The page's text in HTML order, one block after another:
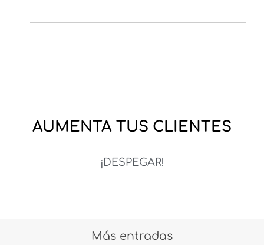
AUMENTA TUS CLIENTES
¡DESPEGAR!
Más entradas